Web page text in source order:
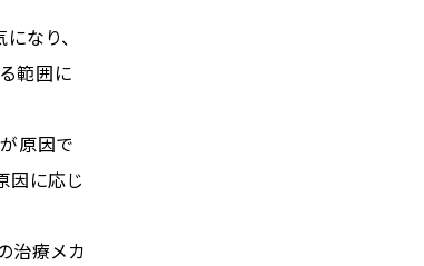
なり、
範囲に
原因で
因に応じ
治療メカ